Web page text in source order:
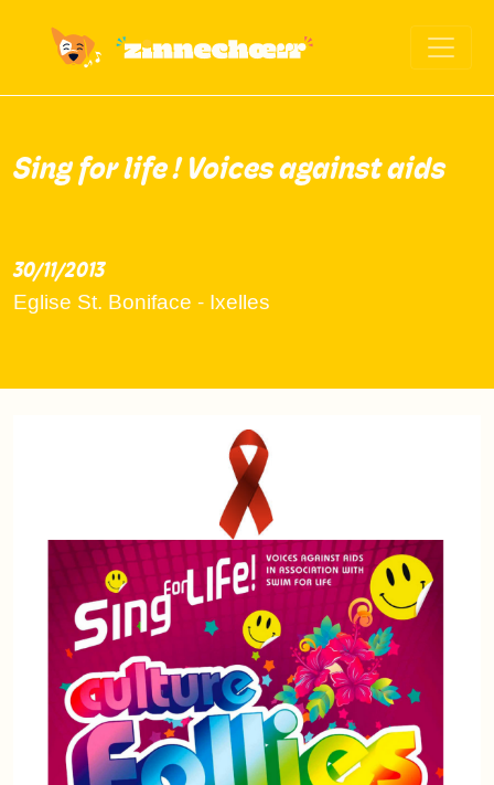
Sing for life ! Voices against aids
30/11/2013
2013-11-30
Eglise St. Boniface - Ixelles